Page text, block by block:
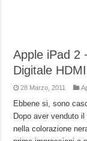
Apple iPad 2
Digitale
28 Marzo, 2011
Ebbene si, sono
Dopo aver venduto
nella colorazione